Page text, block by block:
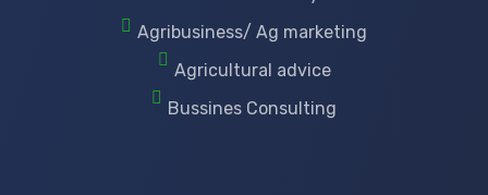
Agribusiness/ Ag marketing
Agricultural advice
Bussines Consulting